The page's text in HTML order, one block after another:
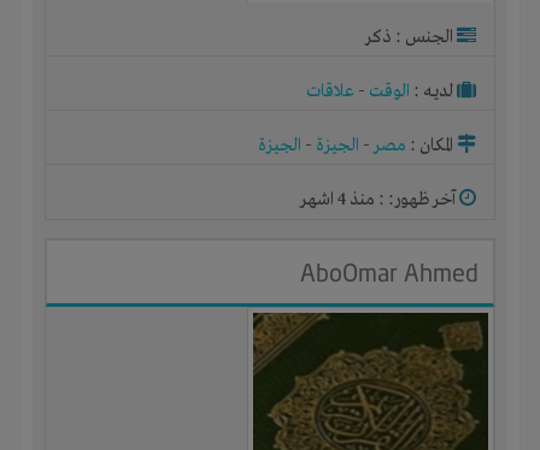
الجنس : ذكر
لديـه : الوقت - علاقات
المكان : مصر- الجيزة - الجيزة
آخر ظهور: : منذ 4 اشهر
AboOmar Ahmed